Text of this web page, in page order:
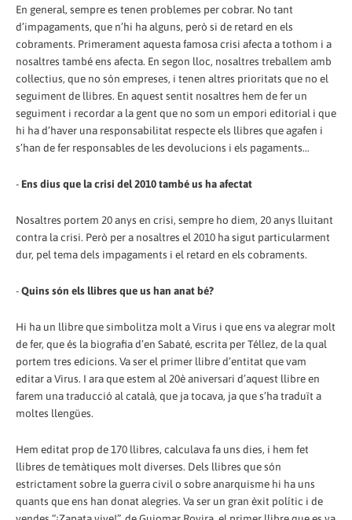
En general, sempre es tenen problemes per cobrar. No tant
d’impagaments, que n’hi ha alguns, però si de retard en els
cobraments. Primerament aquesta famosa crisi afecta a tothom i a
nosaltres també ens afecta. En segon lloc, nosaltres treballem amb
col·lectius, que no són empreses, i tenen altres prioritats que no el
seguiment de llibres. En aquest sentit nosaltres hem de fer un
seguiment i recordar a la gent que no som un empori editorial i que
hi ha d’haver una responsabilitat respecte els llibres que agafen i
s’han de fer responsables de les devolucions i els pagaments...
- Ens dius que la crisi del 2010 també us ha afectat
Nosaltres portem 20 anys en crisi, sempre ho diem, 20 anys lluitant
contra la crisi. Però per a nosaltres el 2010 ha sigut particularment
dur, pel tema dels impagaments i el retard en els cobraments.
-Quins són els llibres que us han anat bé?
Hi ha un llibre que simbolitza molt a Virus i que ens va alegrar molt
de fer, que és la biografia d’en Sabaté, escrita per Téllez, de la qual
portem tres edicions. Va ser el primer llibre d’entitat que vam
editar a Virus. I ara que estem al 20è aniversari d’aquest llibre en
farem una traducció al català, que ja tocava, ja que s’ha traduït a
moltes llengües.
Hem editat prop de 170 llibres, calculava fa uns dies, i hem fet
llibres de temàtiques molt diverses. Dels llibres que són
estrictament sobre la guerra civil o sobre anarquisme hi ha uns
quants que ens han donat alegries. Va ser un gran èxit polític i de